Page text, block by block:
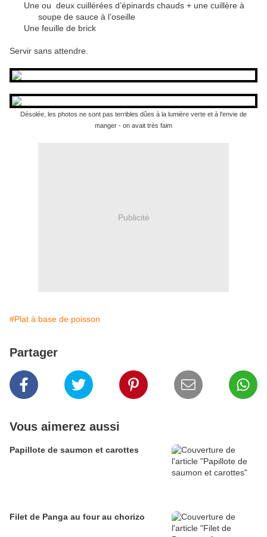
Une ou deux cuillérées d’épinards chauds + une cuillère à
soupe de sauce à l’oseille
Une feuille de brick
Servir sans attendre.
Désolée, les photos ne sont pas terribles dûes à la lumière verte et à l'envie de
manger - on avait très faim
Publicité
#Plat à base de poisson
Partager
Vous aimerez aussi
Papillote de saumon et carottes
Filet de Panga au four au chorizo